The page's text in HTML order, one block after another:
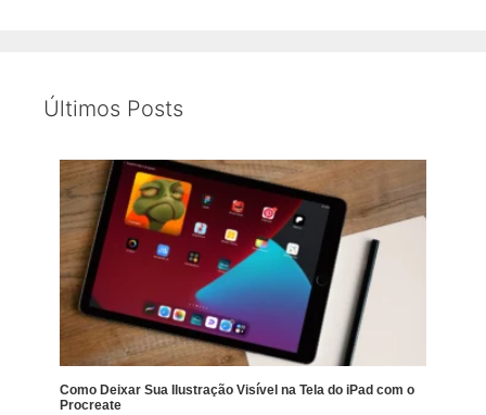
Últimos Posts
Como Deixar Sua Ilustração Visível na Tela do iPad com o
Procreate